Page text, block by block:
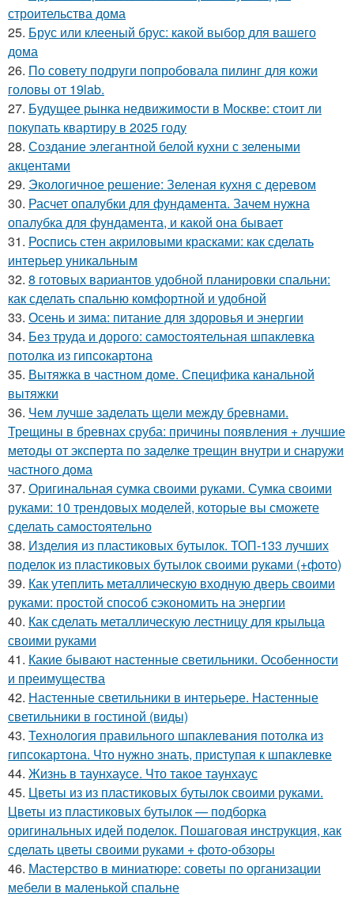
строительства дома
25. Брус или клееный брус: какой выбор для вашего
дома
26. По совету подруги попробовала пилинг для кожи
головы от 19lab.
27. Будущее рынка недвижимости в Москве: стоит ли
покупать квартиру в 2025 году
28. Создание элегантной белой кухни с зелеными
акцентами
29. Экологичное решение: Зеленая кухня с деревом
30. Расчет опалубки для фундамента. Зачем нужна
опалубка для фундамента, и какой она бывает
31. Роспись стен акриловыми красками: как сделать
интерьер уникальным
32. 8 готовых вариантов удобной планировки спальни:
как сделать спальню комфортной и удобной
33. Осень и зима: питание для здоровья и энергии
34. Без труда и дорого: самостоятельная шпаклевка
потолка из гипсокартона
35. Вытяжка в частном доме. Специфика канальной
вытяжки
36. Чем лучше заделать щели между бревнами.
Трещины в бревнах сруба: причины появления + лучшие
методы от эксперта по заделке трещин внутри и снаружи
частного дома
37. Оригинальная сумка своими руками. Сумка своими
руками: 10 трендовых моделей, которые вы сможете
сделать самостоятельно
38. Изделия из пластиковых бутылок. ТОП-133 лучших
поделок из пластиковых бутылок своими руками (+фото)
39. Как утеплить металлическую входную дверь своими
руками: простой способ сэкономить на энергии
40. Как сделать металлическую лестницу для крыльца
своими руками
41. Какие бывают настенные светильники. Особенности
и преимущества
42. Настенные светильники в интерьере. Настенные
светильники в гостиной (виды)
43. Технология правильного шпаклевания потолка из
гипсокартона. Что нужно знать, приступая к шпаклевке
44. Жизнь в таунхаусе. Что такое таунхаус
45. Цветы из из пластиковых бутылок своими руками.
Цветы из пластиковых бутылок — подборка
оригинальных идей поделок. Пошаговая инструкция, как
сделать цветы своими руками + фото-обзоры
46. Мастерство в миниатюре: советы по организации
мебели в маленькой спальне